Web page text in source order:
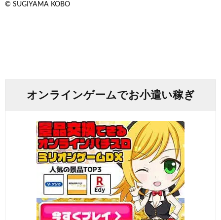
© SUGIYAMA KOBO
オンラインゲームでお小遣い稼ぎ